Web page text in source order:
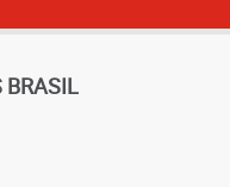
BRASIL